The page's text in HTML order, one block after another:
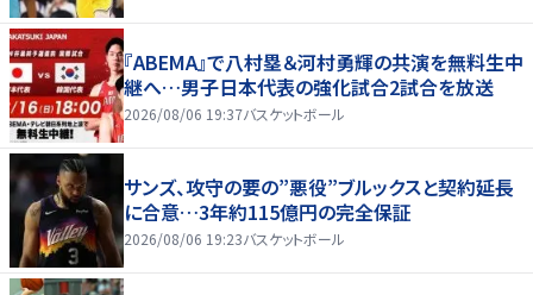
『ABEMA』で八村塁＆河村勇輝の共演を無料生中
継へ…男子日本代表の強化試合2試合を放送
2026/08/06 19:37バスケットボール
サンズ、攻守の要の”悪役”ブルックスと契約延長
に合意…3年約115億円の完全保証
2026/08/06 19:23バスケットボール